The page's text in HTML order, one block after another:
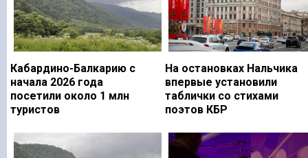
Кабардино-Балкарию с
начала 2026 года
посетили около 1 млн
туристов
На остановках Нальчика
впервые установили
таблички со стихами
поэтов КБР